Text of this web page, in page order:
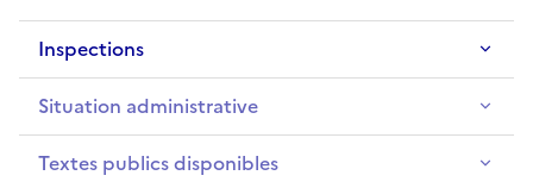
Inspections
Situation administrative
Textes publics disponibles